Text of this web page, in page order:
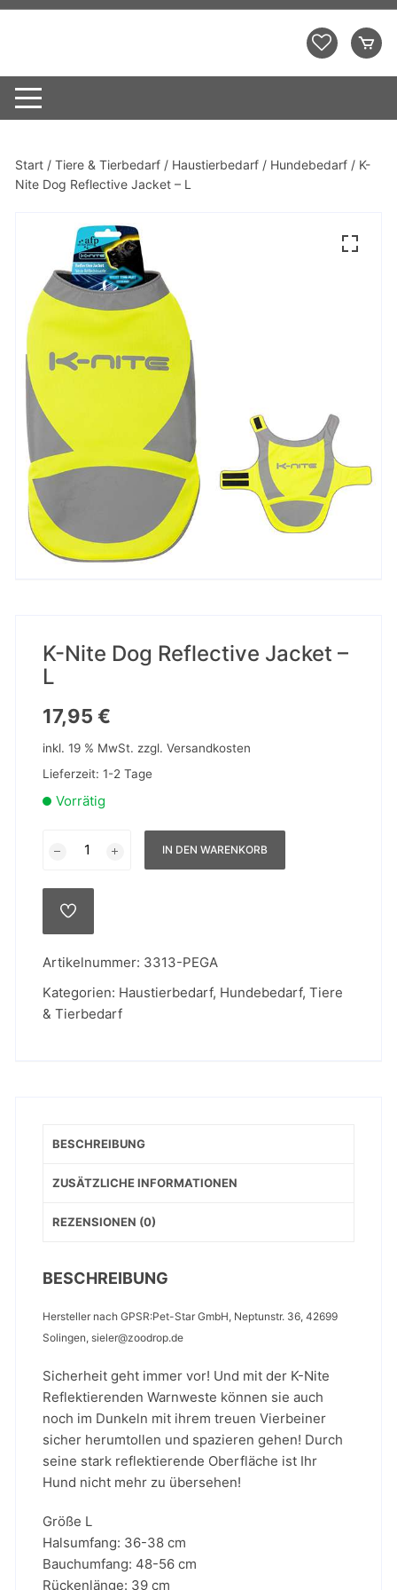
Zum
Start /Tiere & Tierbedarf / Haustierbedarf / Hundebedarf / K-
Nite Dog Reflective Jacket – L
K-Nite Dog Reflective Jacket –
L
17,95€
inkl. 19 % MwSt. zzgl.Versandkosten
Lieferzeit:1-2 Tage
Vorrätig
Reflective
Jacket
L
Menge
IN DEN WARENKORB
AUF
Artikelnummer: 3313-PEGA
Kategorien: Haustierbedarf, Hundebedarf,Tiere
& Tierbedarf
BESCHREIBUNG
ZUSÄTZLICHE INFORMATIONEN
REZENSIONEN (0)
BESCHREIBUNG
Hersteller nach GPSR:Pet-Star GmbH, Neptunstr. 36, 42699
Solingen, sieler@zoodrop.de
Sicherheit geht immer vor! Und mit der K-Nite
Reflektierenden Warnweste können sie auch
noch im Dunkeln mit ihrem treuen Vierbeiner
sicher herumtollen und spazieren gehen! Durch
seine stark reflektierende Oberfläche ist Ihr
Hund nicht mehr zu übersehen!
Größe L
Halsumfang: 36-38 cm
Bauchumfang: 48-56 cm
Rückenlänge: 39 cm